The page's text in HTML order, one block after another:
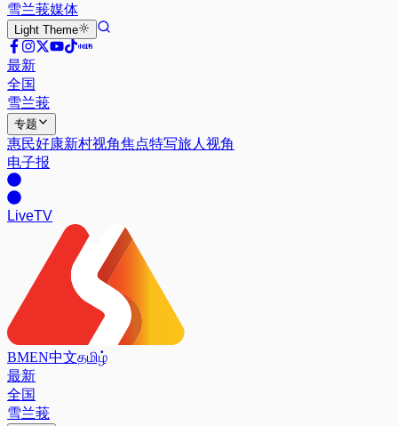
雪兰莪媒体
Light Theme
最新
全国
雪兰莪
专题
惠民好康新村视角焦点特写旅人视角
电子报
LiveTV
BMEN中文தமிழ்
最新
全国
雪兰莪